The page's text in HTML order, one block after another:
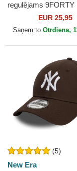
regulējams 9FORTY
Essential no New York
Yankees MLB no
EUR 25,95
Saņem to Otrdiena,
(5)
New Era